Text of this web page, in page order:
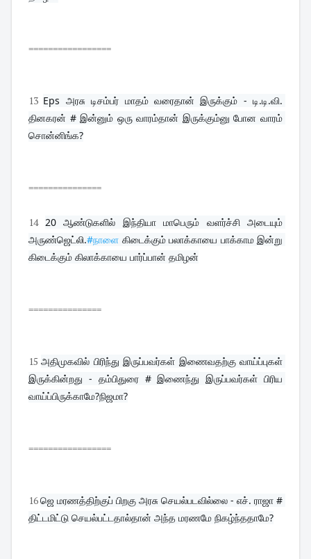
=================
13 Eps அரசு டிசம்பர் மாதம் வரைதான் இருக்கும் - டி.டி.வி.
தினகரன் # இன்னும் ஒரு வாரம்தான் இருக்கும்னு போன வாரம்
சொன்னிங்க?
===============
14 20 ஆண்டுகளில் இந்தியா மாபெரும் வளர்ச்சி அடையும்
அருண்ஜெட்லி.#நாளை கிடைக்கும் பலாக்காயை பாக்காம இன்று
கிடைக்கும் கிலாக்காயை பார்ப்பான் தமிழன்
===============
15அதிமுகவில் பிரிந்து இருப்பவர்கள் இணைவதற்கு வாய்ப்புகள்
இருக்கின்றது - தம்பிதுரை # இணைந்து இருப்பவர்கள் பிரிய
வாய்ப்பிருக்காமே?நிஜமா?
=================
16ஜெ மரணத்திற்குப் பிறகு அரசு செயல்படவில்லை - எச். ராஜா #
திட்டமிட்டு செயல்பட்டதால்தான் அந்த மரணமே நிகழ்ந்ததாமே?